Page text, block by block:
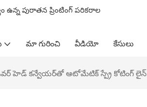
ఉన్న పురాతన ప్రింటింగ్ పరికరాల
మా గురించి వీడియో కేసులు
ఓవర్ హెడ్ కన్వేయర్‌తో ఆటోమేటిక్ స్ప్రే కోటింగ్ లైన్